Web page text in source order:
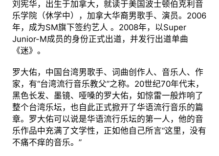
刘宪华，出生于加拿大，就读于美国波士顿伯克利音
乐学院（休学中），加拿大华裔男歌手、演员。2006
年，成为SM旗下签约艺人 。2008年，以Super
Junior-M成员的身份正式出道，并发行出道单曲
《迷》。
罗大佑，中国台湾男歌手、词曲创作人、音乐人、作
家，有“台湾流行音乐教父”之称。20世纪70年代末，
黑色长发、墨镜、哑嗓的罗大佑，如惊雷一般炸响了
整个台湾乐坛，也自此正式掀开了华语流行音乐的篇
章。罗大佑可以说是华语流行乐坛的第一人，他的音
乐作品中充满了文学性，正如他自己所言“这里，没有
不痛不痒的音乐。”